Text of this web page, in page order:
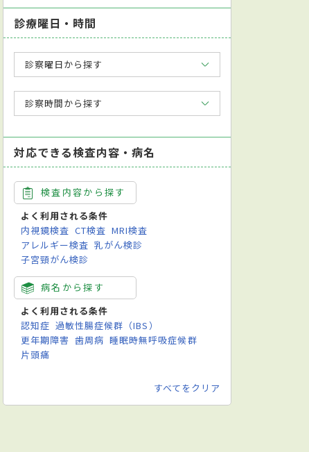
診療曜日・時間
診察曜日から探す
診察時間から探す
対応できる検査内容・病名
検査内容から探す
よく利用される条件
内視鏡検査 CT検査 MRI検査
アレルギー検査 乳がん検診
子宮頸がん検診
病名から探す
よく利用される条件
認知症 過敏性腸症候群（IBS）
更年期障害 歯周病 睡眠時無呼吸症候群
片頭痛
すべてをクリア